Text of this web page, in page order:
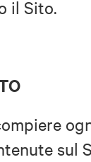
il Sito.
sul